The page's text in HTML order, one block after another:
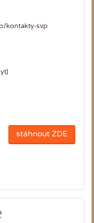
kontakty-svp
stáhnout ZDE